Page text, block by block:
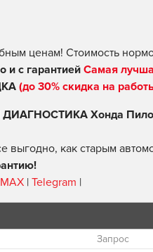
ценам! Стоимость
и с гарантией Самая
(до 30% скидка на
Хонда Пилот
выгодно, как старым
MAX | Telegram |
Запрос